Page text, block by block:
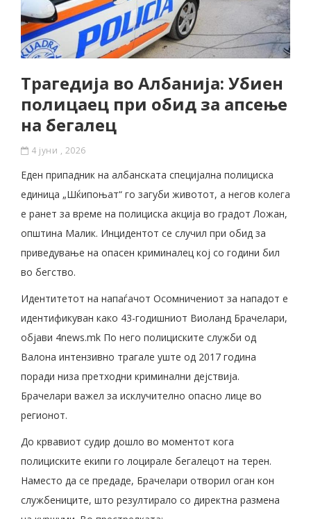
Трагедија во Албанија: Убиен
полицаец при обид за апсење
на бегалец
4 јуни , 2026
Еден припадник на албанската специјална полициска
единица „Шќипоњат“ го загуби животот, а негов колега
е ранет за време на полициска акција во градот Ложан,
општина Малик. Инцидентот се случил при обид за
приведување на опасен криминалец кој со години бил
во бегство.
Идентитетот на напаѓачот Осомничениот за нападот е
идентификуван како 43-годишниот Виоланд Брачелари,
објави 4news.mk По него полициските служби од
Валона интензивно трагале уште од 2017 година
поради низа претходни криминални дејствија.
Брачелари важел за исклучително опасно лице во
регионот.
До крвавиот судир дошло во моментот кога
полициските екипи го лоцирале бегалецот на терен.
Наместо да се предаде, Брачелари отворил оган кон
службениците, што резултирало со директна размена